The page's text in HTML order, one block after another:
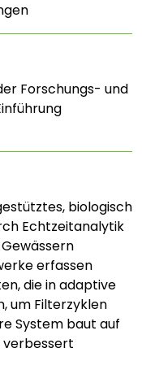
Forschungs- und
biologisch
Echtzeitanalytik
erfassen
die in adaptive
um Filterzyklen
System baut auf
verbessert